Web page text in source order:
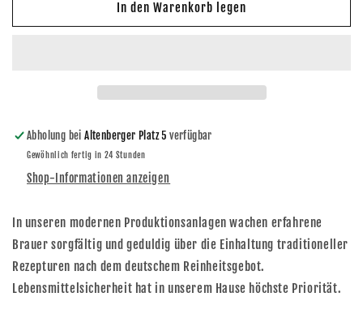
Feldschlößchen
für
Feldschlößchen
In den Warenkorb legen
Abholung beiAltenberger Platz 5 verfügbar
Gewöhnlich fertig in 24 Stunden
Shop-Informationen anzeigen
In unseren modernen Produktionsanlagen wachen erfahrene
Brauer sorgfältig und geduldig über die Einhaltung traditioneller
Rezepturen nach dem deutschem Reinheitsgebot.
Lebensmittelsicherheit hat in unserem Hause höchste Priorität.